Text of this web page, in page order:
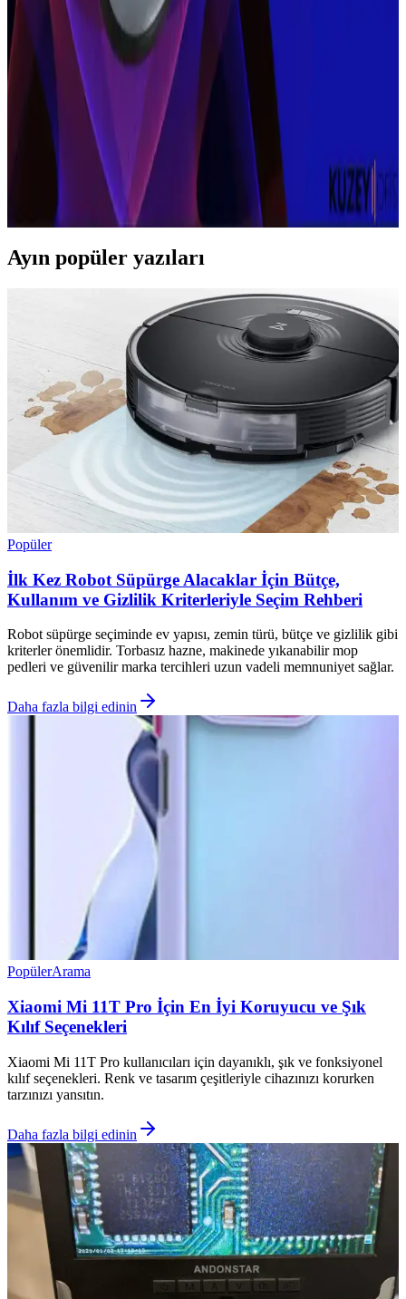
Yüzme ve Su Sporları İçin Suya Dayanıklı Kulaklık
Seçenekleri ve Kullanım İpuçları
Suya dayanıklı yüzme kulaklıkları, yüksek su geçirmezlik
sertifikaları ve ergonomik tasarımlarıyla güvenli ve konforlu yüzme
deneyimi sunar. Doğru model seçimi önemlidir.
Kablosuz Mouse Seçimi ve Kullanımında Dikkat
Edilmesi Gerekenler
Kablosuz mouse kullanımı, konfor ve düzen sağlar. Pil ömrü,
bağlantı stabilitesi ve ergonomi önemli faktörlerdir.
Ayın popüler yazıları
Popüler
İlk Kez Robot Süpürge Alacaklar İçin Bütçe,
Kullanım ve Gizlilik Kriterleriyle Seçim Rehberi
Robot süpürge seçiminde ev yapısı, zemin türü, bütçe ve gizlilik gibi
kriterler önemlidir. Torbasız hazne, makinede yıkanabilir mop
pedleri ve güvenilir marka tercihleri uzun vadeli memnuniyet sağlar.
Daha fazla bilgi edinin
PopülerArama
Xiaomi Mi 11T Pro İçin En İyi Koruyucu ve Şık
Kılıf Seçenekleri
Xiaomi Mi 11T Pro kullanıcıları için dayanıklı, şık ve fonksiyonel
kılıf seçenekleri. Renk ve tasarım çeşitleriyle cihazınızı korurken
tarzınızı yansıtın.
Daha fazla bilgi edinin